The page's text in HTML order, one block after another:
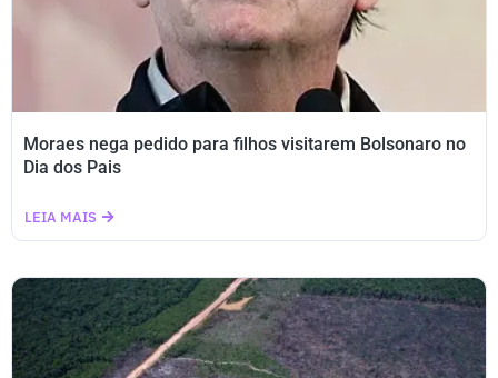
Moraes nega pedido para filhos visitarem Bolsonaro no
Dia dos Pais
LEIA MAIS